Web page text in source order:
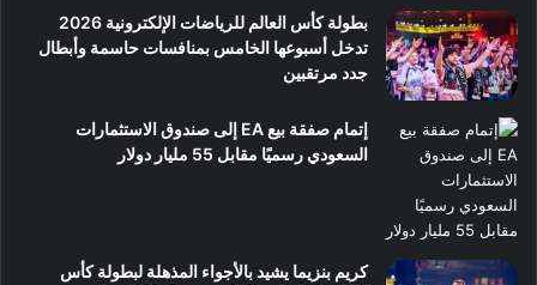
بطولة كأس العالم للرياضات الإلكترونية 2026
تدخل أسبوعها الخامس بمنافسات حاسمة وأبطال
جدد مرتقبين
إتمام صفقة بيع EA إلى صندوق الاستثمارات
السعودي رسميًا مقابل 55 مليار دولار
كريم بنزيما يشيد بالأجواء المذهلة لبطولة كأس